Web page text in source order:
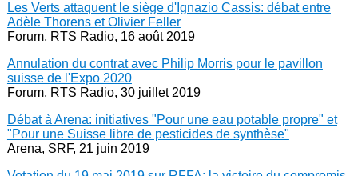
Les Verts attaquent le siège d'Ignazio Cassis: débat entre
Adèle Thorens et Olivier Feller
Forum, RTS Radio, 16 août 2019
Annulation du contrat avec Philip Morris pour le pavillon
suisse de l'Expo 2020
Forum, RTS Radio, 30 juillet 2019
Débat à Arena: initiatives "Pour une eau potable propre" et
"Pour une Suisse libre de pesticides de synthèse"
Arena, SRF, 21 juin 2019